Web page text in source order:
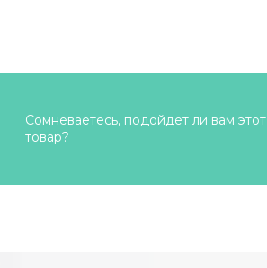
Сомневаетесь, подойдет ли вам этот
товар?